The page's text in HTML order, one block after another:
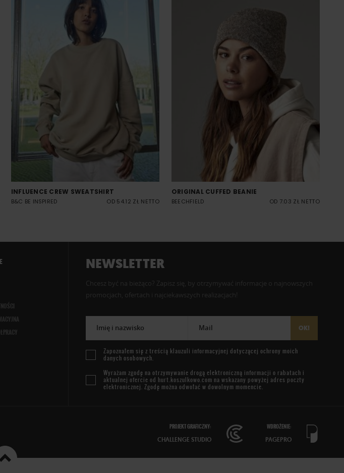
INFLUENCE CREW SWEATSHIRT
B&C BE INSPIRED OD 54.12 ZŁ NETTO
ORIGINAL CUFFED BEANIE
BEECHFIELD OD 7.03 ZŁ NETTO
NEWSLETTER
Chcesz być na bieżąco? Zapisz się, by otrzymywać informacje o najnowszych
promocjach, ofertach i najciekawszych realizacjach!
Imię i nazwisko Mail OK!
Zapoznałem się z treścią klauzuli informacyjnej dotyczącej ochrony moich
danych osobowych.
Wyrażam zgodę na otrzymywanie drogą elektroniczną informacji o rabatach i
aktualnej ofercie od hurt.koszulkowo.com na wskazany powyżej adres poczty
elektronicznej. Zgodę można odwołać w dowolnym momencie.
PROJEKT GRAFICZNY:
CHALLENGE STUDIO
WDROŻENIE:
PAGEPRO